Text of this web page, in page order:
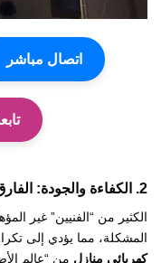
اتصال مباشر
2. الكفاءة والجودة: الفارق بين الإصلاح المؤقت والحل الدائم
الكثير من “الفنيين” غير
المشكلة، مما يؤدي إلى
كهربائي منازل من “عالم